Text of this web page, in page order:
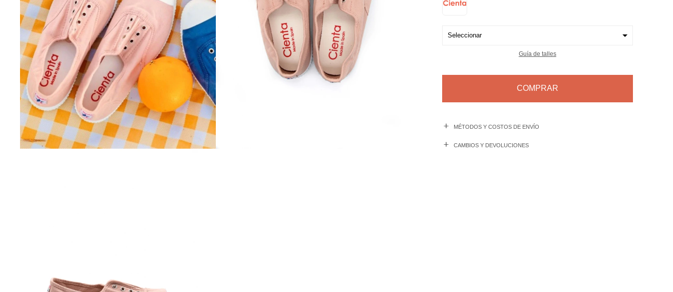
Guía de talles
COMPRAR
MÉTODOS Y COSTOS DE ENVÍO
CAMBIOS Y DEVOLUCIONES